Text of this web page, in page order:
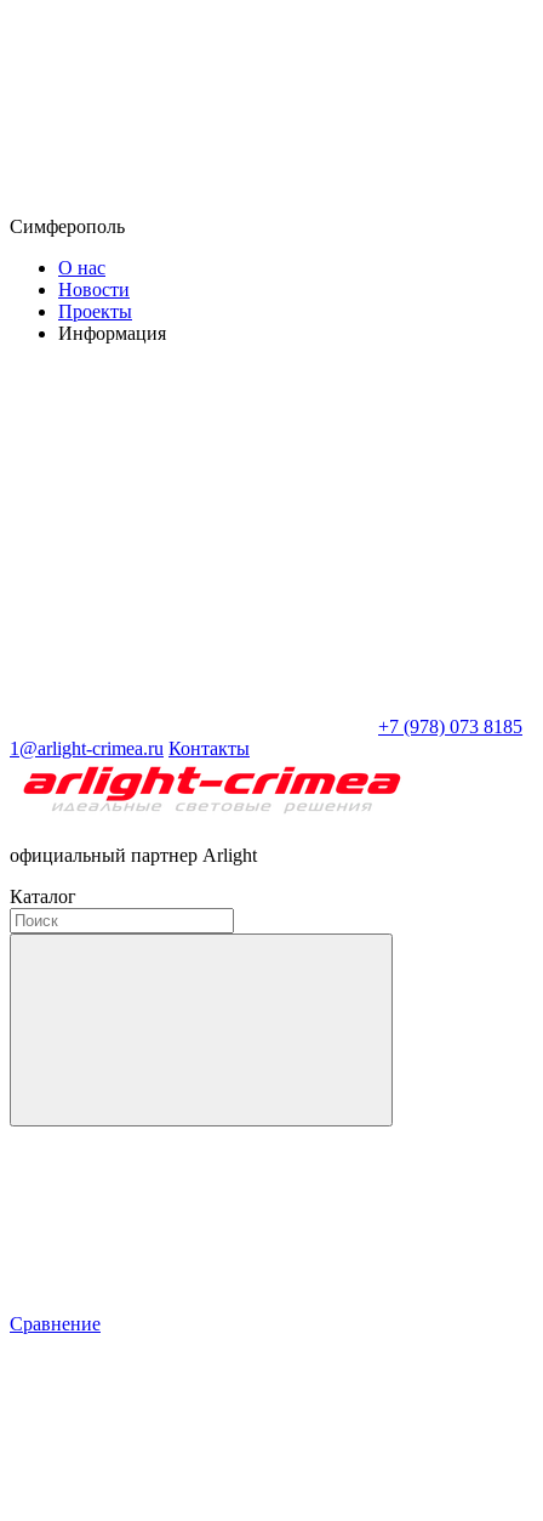
Симферополь
О нас
Новости
Проекты
Информация
+7 (978) 073 8185
1@arlight-crimea.ru Контакты
официальный партнер Arlight
Каталог
Сравнение